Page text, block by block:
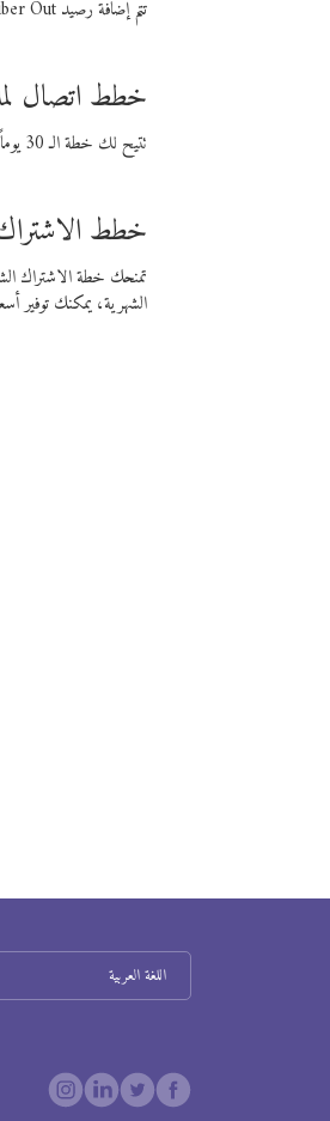
تتم إضافة رصيد Viber Out إلى رصيدك عند شراء أي مبلغ. باستخدام رصيدك، يمكنك إجراء مكالمات إلى أي رقم في العالم بأسعار فايبر المنخفضة.
خطط اتصال لمدة 30
تتيح لك خطة الـ 30 يوماً للاتصال إجراء مكالمات دولية إلى الوجهة التي تختارها لمدة 30 يوماً بأسعار فايبر المنخفضة.
خطط
تمنحك خطة الاشتراك
الشهرية، يمكنك توفير
اللغة العربية